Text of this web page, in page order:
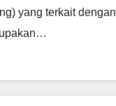
yang terkait dengan